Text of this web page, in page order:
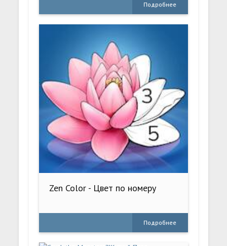
Подробнее
Zen Color - Цвет по номеру
Подробнее